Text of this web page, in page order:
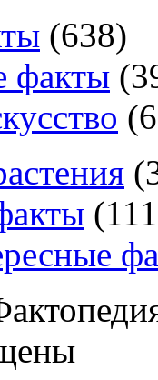
(638)
факты (
(
(
(111